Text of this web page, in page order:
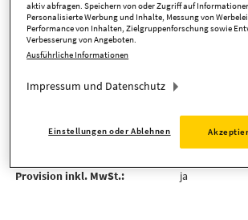
Anbieter-ID 5275
Kosten
Provision
3,57% inkl.
Provision inkl. MwSt. ja
aktiv abfragen. Speichern von oder Zugriff auf
Personalisierte Werbung und Inhalte, Messung von
Performance von Inhalten, Zielgruppenforschung sowie
Verbesserung von Angeboten.
Ausführliche Informationen
Impressum und Datenschutz
Einstellungen oder Ablehnen